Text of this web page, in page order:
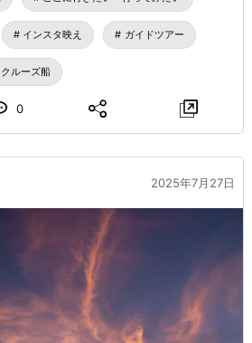
4歳～小学生）：4,000円 【💰当日
大人（中学生以上）：5,000円、小
込みは「ミャク
トアップ＆堺工場夜景クルーズ」
インスタ映え ガイドツアー
ルーズ船
0
2025年7月27日